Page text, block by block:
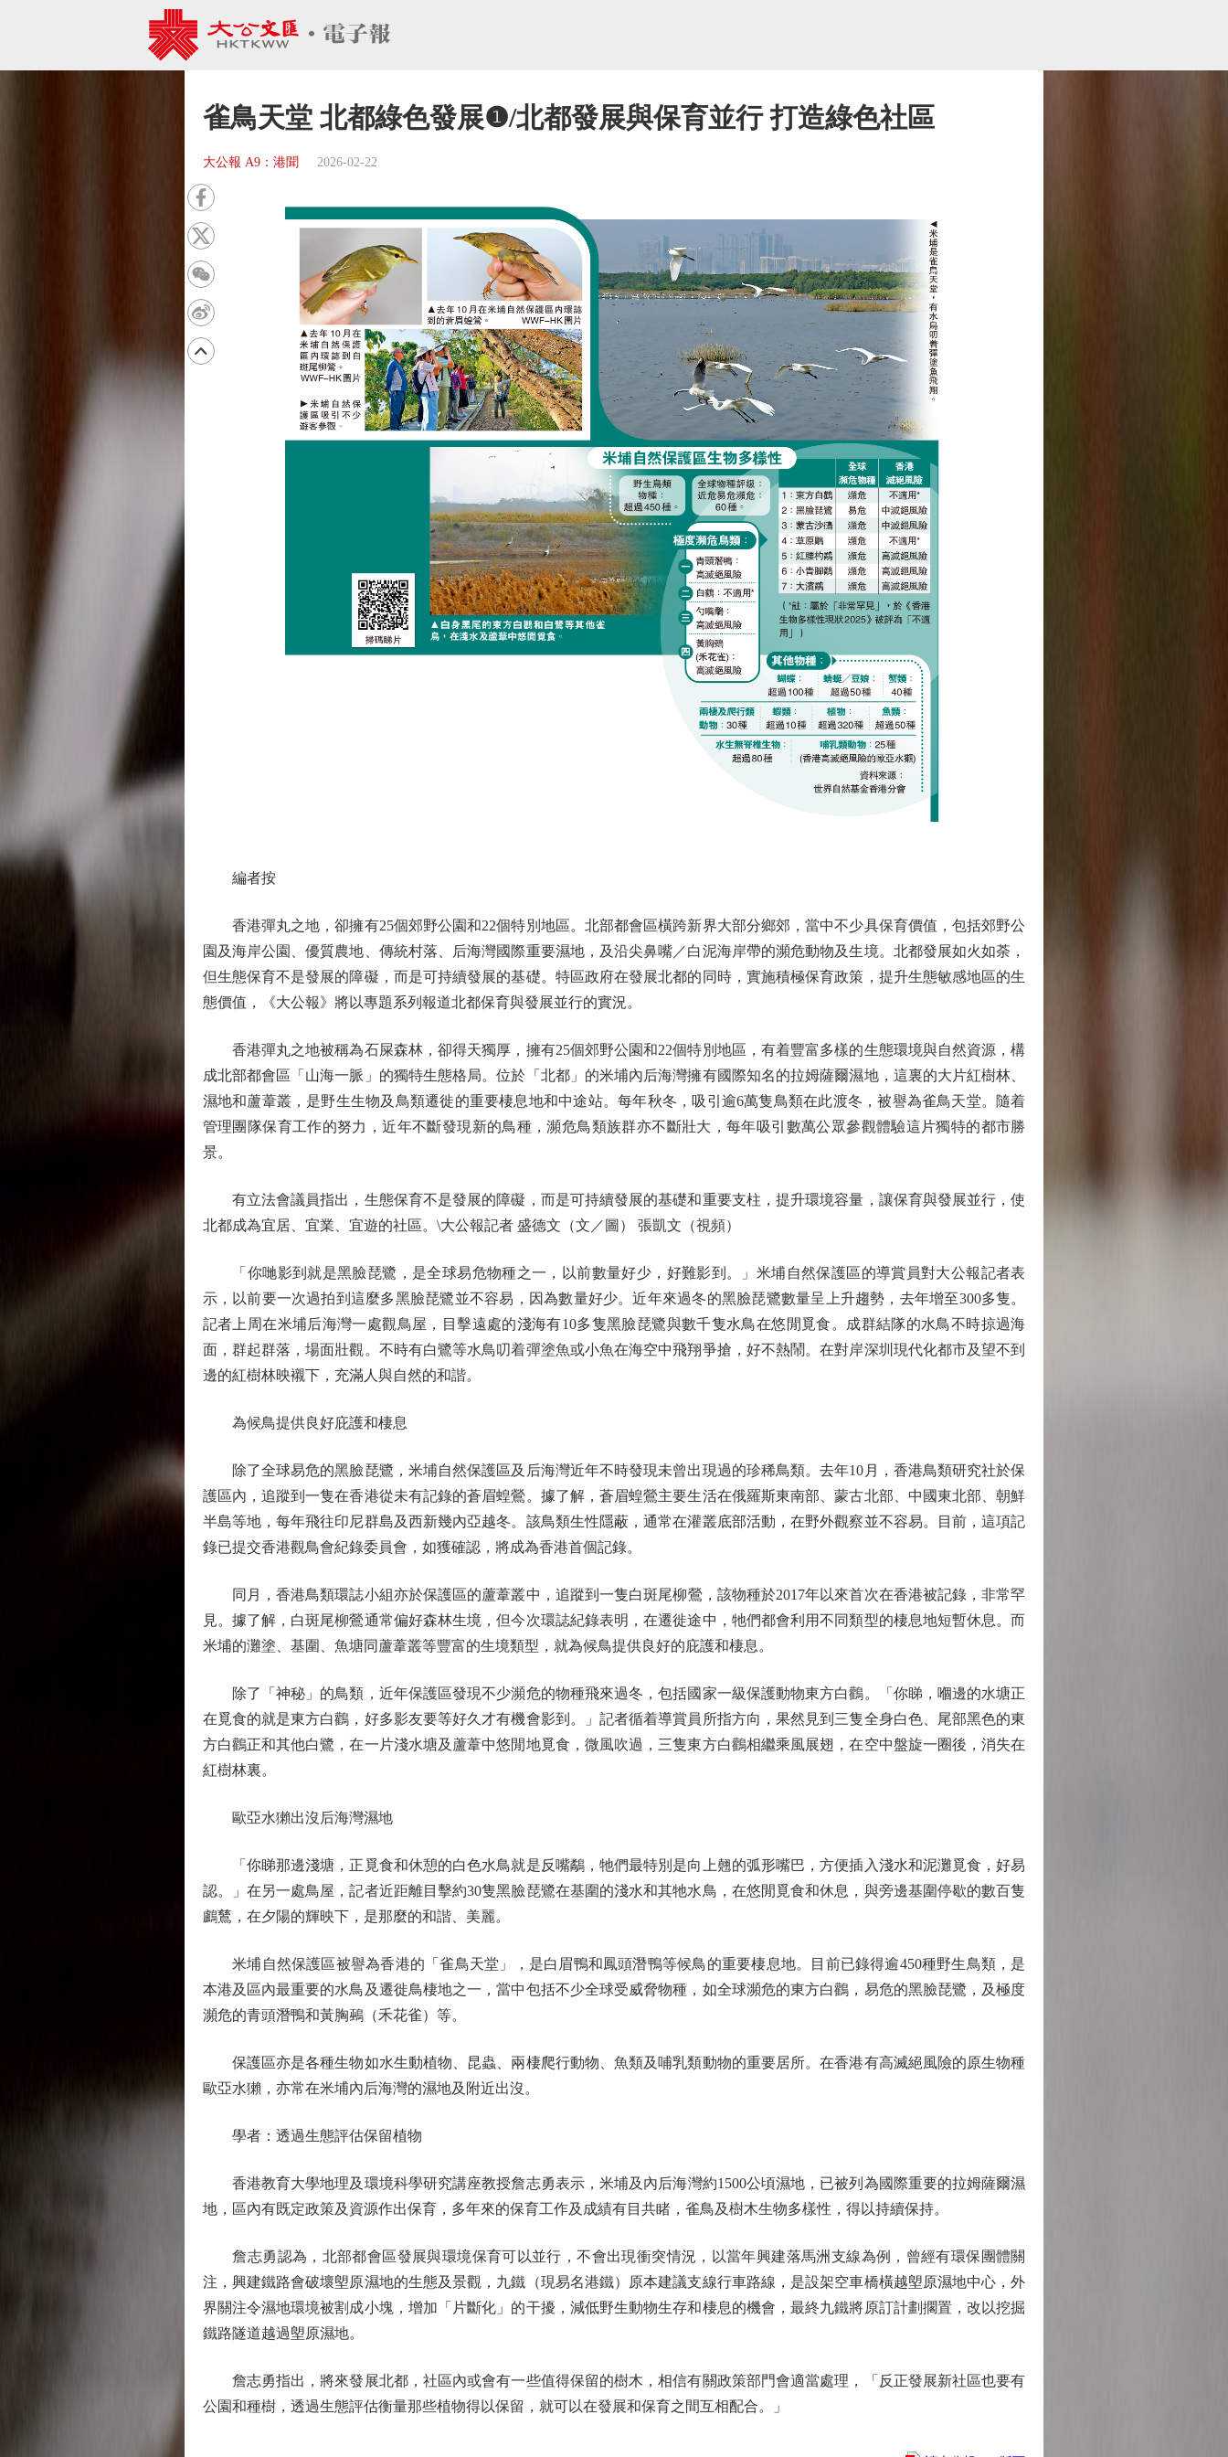
雀鳥天堂 北都綠色發展❶/北都發展與保育並行 打造綠色社區
大公報 A9：港聞 2026-02-22
編者按
香港彈丸之地，卻擁有25個郊野公園和22個特別地區。北部都會區橫跨新界大部分鄉郊，當中不少具保育價值，包括郊野公
園及海岸公園、優質農地、傳統村落、后海灣國際重要濕地，及沿尖鼻嘴／白泥海岸帶的瀕危動物及生境。北都發展如火如荼，
但生態保育不是發展的障礙，而是可持續發展的基礎。特區政府在發展北都的同時，實施積極保育政策，提升生態敏感地區的生
態價值，《大公報》將以專題系列報道北都保育與發展並行的實況。
香港彈丸之地被稱為石屎森林，卻得天獨厚，擁有25個郊野公園和22個特別地區，有着豐富多樣的生態環境與自然資源，構
成北部都會區「山海一脈」的獨特生態格局。位於「北都」的米埔內后海灣擁有國際知名的拉姆薩爾濕地，這裏的大片紅樹林、
濕地和蘆葦叢，是野生生物及鳥類遷徙的重要棲息地和中途站。每年秋冬，吸引逾6萬隻鳥類在此渡冬，被譽為雀鳥天堂。隨着
管理團隊保育工作的努力，近年不斷發現新的鳥種，瀕危鳥類族群亦不斷壯大，每年吸引數萬公眾參觀體驗這片獨特的都市勝
景。
有立法會議員指出，生態保育不是發展的障礙，而是可持續發展的基礎和重要支柱，提升環境容量，讓保育與發展並行，使
北都成為宜居、宜業、宜遊的社區。\大公報記者 盛德文（文／圖） 張凱文（視頻）
「你哋影到就是黑臉琵鷺，是全球易危物種之一，以前數量好少，好難影到。」米埔自然保護區的導賞員對大公報記者表
示，以前要一次過拍到這麼多黑臉琵鷺並不容易，因為數量好少。近年來過冬的黑臉琵鷺數量呈上升趨勢，去年增至300多隻。
記者上周在米埔后海灣一處觀鳥屋，目擊遠處的淺海有10多隻黑臉琵鷺與數千隻水鳥在悠閒覓食。成群結隊的水鳥不時掠過海
面，群起群落，場面壯觀。不時有白鷺等水鳥叨着彈塗魚或小魚在海空中飛翔爭搶，好不熱鬧。在對岸深圳現代化都市及望不到
邊的紅樹林映襯下，充滿人與自然的和諧。
為候鳥提供良好庇護和棲息
除了全球易危的黑臉琵鷺，米埔自然保護區及后海灣近年不時發現未曾出現過的珍稀鳥類。去年10月，香港鳥類研究社於保
護區內，追蹤到一隻在香港從未有記錄的蒼眉蝗鶯。據了解，蒼眉蝗鶯主要生活在俄羅斯東南部、蒙古北部、中國東北部、朝鮮
半島等地，每年飛往印尼群島及西新幾內亞越冬。該鳥類生性隱蔽，通常在灌叢底部活動，在野外觀察並不容易。目前，這項記
錄已提交香港觀鳥會紀錄委員會，如獲確認，將成為香港首個記錄。
同月，香港鳥類環誌小組亦於保護區的蘆葦叢中，追蹤到一隻白斑尾柳鶯，該物種於2017年以來首次在香港被記錄，非常罕
見。據了解，白斑尾柳鶯通常偏好森林生境，但今次環誌紀錄表明，在遷徙途中，牠們都會利用不同類型的棲息地短暫休息。而
米埔的灘塗、基圍、魚塘同蘆葦叢等豐富的生境類型，就為候鳥提供良好的庇護和棲息。
除了「神秘」的鳥類，近年保護區發現不少瀕危的物種飛來過冬，包括國家一級保護動物東方白鸛。「你睇，嗰邊的水塘正
在覓食的就是東方白鸛，好多影友要等好久才有機會影到。」記者循着導賞員所指方向，果然見到三隻全身白色、尾部黑色的東
方白鸛正和其他白鷺，在一片淺水塘及蘆葦中悠閒地覓食，微風吹過，三隻東方白鸛相繼乘風展翅，在空中盤旋一圈後，消失在
紅樹林裏。
歐亞水獺出沒后海灣濕地
「你睇那邊淺塘，正覓食和休憩的白色水鳥就是反嘴鷸，牠們最特別是向上翹的弧形嘴巴，方便插入淺水和泥灘覓食，好易
認。」在另一處鳥屋，記者近距離目擊約30隻黑臉琵鷺在基圍的淺水和其牠水鳥，在悠閒覓食和休息，與旁邊基圍停歇的數百隻
鸕鶿，在夕陽的輝映下，是那麼的和諧、美麗。
米埔自然保護區被譽為香港的「雀鳥天堂」，是白眉鴨和鳳頭潛鴨等候鳥的重要棲息地。目前已錄得逾450種野生鳥類，是
本港及區內最重要的水鳥及遷徙鳥棲地之一，當中包括不少全球受威脅物種，如全球瀕危的東方白鸛，易危的黑臉琵鷺，及極度
瀕危的青頭潛鴨和黃胸鵐（禾花雀）等。
保護區亦是各種生物如水生動植物、昆蟲、兩棲爬行動物、魚類及哺乳類動物的重要居所。在香港有高滅絕風險的原生物種
歐亞水獺，亦常在米埔內后海灣的濕地及附近出沒。
學者：透過生態評估保留植物
香港教育大學地理及環境科學研究講座教授詹志勇表示，米埔及內后海灣約1500公頃濕地，已被列為國際重要的拉姆薩爾濕
地，區內有既定政策及資源作出保育，多年來的保育工作及成績有目共睹，雀鳥及樹木生物多樣性，得以持續保持。
詹志勇認為，北部都會區發展與環境保育可以並行，不會出現衝突情況，以當年興建落馬洲支線為例，曾經有環保團體關
注，興建鐵路會破壞塱原濕地的生態及景觀，九鐵（現易名港鐵）原本建議支線行車路線，是設架空車橋橫越塱原濕地中心，外
界關注令濕地環境被割成小塊，增加「片斷化」的干擾，減低野生動物生存和棲息的機會，最終九鐵將原訂計劃擱置，改以挖掘
鐵路隧道越過塱原濕地。
詹志勇指出，將來發展北都，社區內或會有一些值得保留的樹木，相信有關政策部門會適當處理，「反正發展新社區也要有
公園和種樹，透過生態評估衡量那些植物得以保留，就可以在發展和保育之間互相配合。」